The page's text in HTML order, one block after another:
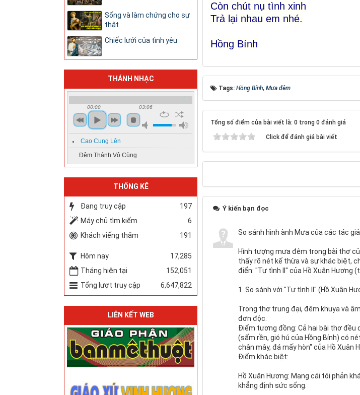
Còn chút nụ tình xinh
Trả lại nhau em nhé.
Hồng Bính
Tags: Hồng Bính, Mưa đêm
Tổng số điểm của bài viết là: 0 trong 0 đánh giá
Click để đánh giá bài viết
Ý kiến bạn đọc
So sánh hình ành Mưa của các tác giả
Hình tượng mưa đêm trong bài thơ
thấy rõ nét kế thừa và sự khác biệt,
điển: "Tự tình II" của Hồ Xuân Hương
1. So sánh với "Tự tình II" (Hồ Xuân
Trong thơ trung đại, đêm khuya và
đơn độc.
Điểm tương đồng: Cả hai bài thơ đều
(sấm rền, gió hú của Hồng Bính) có
chân mây, đá mấy hòn" của Hồ Xuân
Điểm khác biệt:
Hồ Xuân Hương: Mang cái tôi phản
khẳng định sức sống.
Sống và làm chứng cho sự
thật
Chiếc lưới của tình yêu
THÁNH NHẠC
00:00 03:06
Cao Cung Lên
Đêm Thánh Vô Cùng
THỐNG KÊ
Đang truy cập
197
Máy chủ tìm kiếm
6
Khách viếng thăm
191
Hôm nay
17,285
Tháng hiện tại
152,051
Tổng lượt truy cập
6,647,822
LIÊN KẾT WEB